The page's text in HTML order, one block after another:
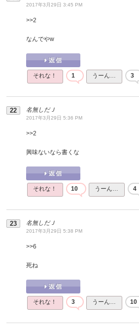
2017年3月29日 3:45 PM
>>2
なんでやw
それな！ 1 うーん… 3
名無しだＪ
2017年3月29日 5:36 PM
>>2
興味ないなら書くな
それな！ 10 うーん… 4
名無しだＪ
2017年3月29日 5:38 PM
>>6
死ね
それな！ 3 うーん… 10